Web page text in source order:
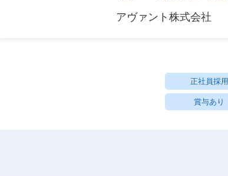
アヴァント株式会社
正社員採用
賞与あり